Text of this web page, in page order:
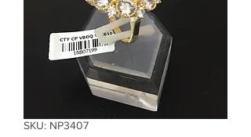
SKU: NP3407